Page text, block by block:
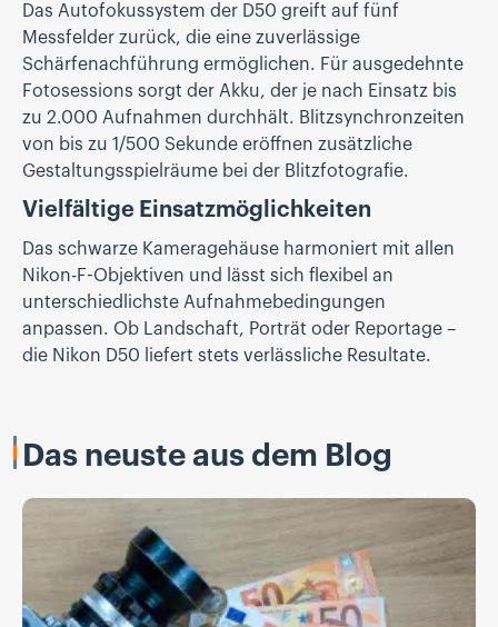
Das Autofokussystem der D50 greift auf fünf
Messfelder zurück, die eine zuverlässige
Schärfenachführung ermöglichen. Für ausgedehnte
Fotosessions sorgt der Akku, der je nach Einsatz bis
zu 2.000 Aufnahmen durchhält. Blitzsynchronzeiten
von bis zu 1/500 Sekunde eröffnen zusätzliche
Gestaltungsspielräume bei der Blitzfotografie.
Vielfältige Einsatzmöglichkeiten
Das schwarze Kameragehäuse harmoniert mit allen
Nikon-F-Objektiven und lässt sich flexibel an
unterschiedlichste Aufnahmebedingungen
anpassen. Ob Landschaft, Porträt oder Reportage –
die Nikon D50 liefert stets verlässliche Resultate.
Das neuste aus dem Blog